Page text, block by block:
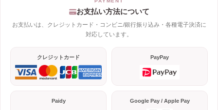
お支払い方法について
お支払いは、クレジットカード・コンビニ/銀行振り込み・各種電子決済に
対応しています。
クレジットカード PayPay
Paidy Google Pay / Apple Pay